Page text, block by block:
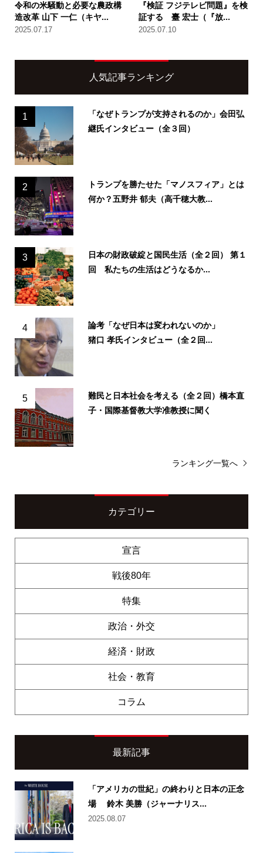
令和の米騒動と必要な農政構
造改革 山下 一仁（キヤ...
2025.07.17
『検証 フジテレビ問題』を検
証する 臺 宏士（『放...
2025.07.10
人気記事ランキング
1
「なぜトランプが支持されるのか」会田弘
継氏インタビュー（全３回）
2
トランプを勝たせた「マノスフィア」とは
何か？五野井 郁夫（高千穂大教...
3
日本の財政破綻と国民生活（全２回） 第１
回 私たちの生活はどうなるか...
4
論考「なぜ日本は変われないのか」
猪口 孝氏インタビュー（全２回...
5
難民と日本社会を考える（全２回）橋本直
子・国際基督教大学准教授に聞く
ランキング一覧へ
カテゴリー
宣言
戦後80年
特集
政治・外交
経済・財政
社会・教育
コラム
最新記事
「アメリカの世紀」の終わりと日本の正念
場 鈴木 美勝（ジャーナリス...
2025.08.07